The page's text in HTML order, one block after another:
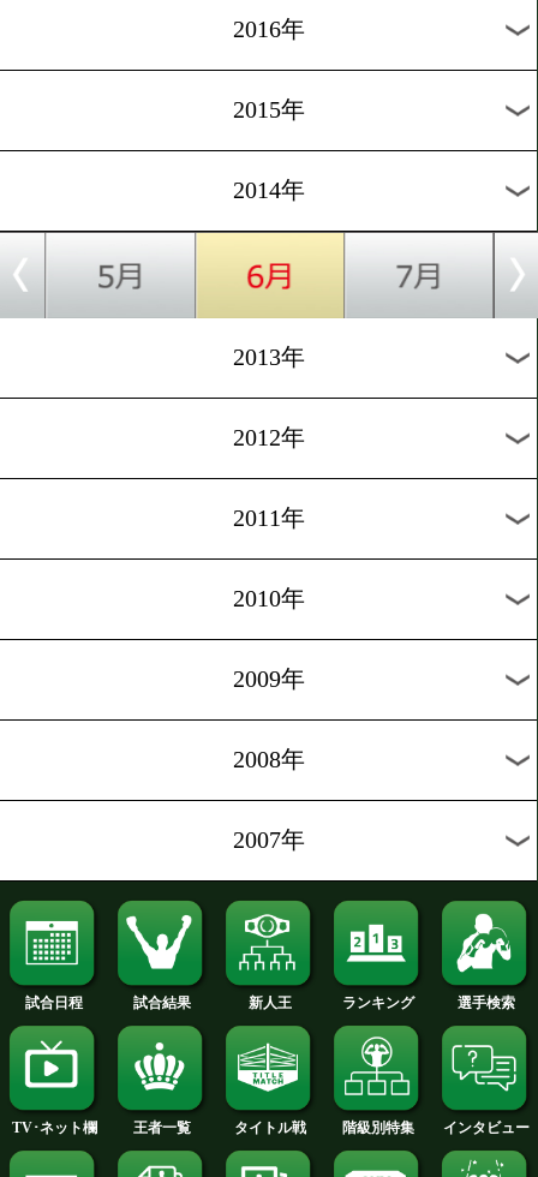
2018年
2016年
2015年
2014年
2013年
2012年
2011年
2010年
2009年